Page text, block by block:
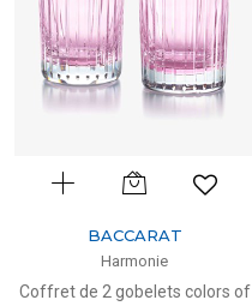
BACCARAT
Harmonie
Coffret de 2 gobelets colors of